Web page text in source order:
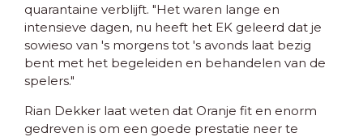
quarantaine verblijft. "Het waren lange en
intensieve dagen, nu heeft het EK geleerd dat je
sowieso van 's morgens tot 's avonds laat bezig
bent met het begeleiden en behandelen van de
spelers."
Rian Dekker laat weten dat Oranje fit en enorm
gedreven is om een goede prestatie neer te